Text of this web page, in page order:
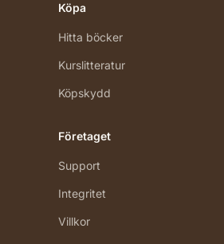
Köpa
Hitta böcker
Kurslitteratur
Köpskydd
Företaget
Support
Integritet
Villkor